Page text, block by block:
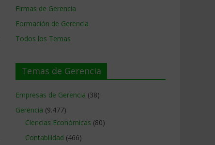
Firmas de Gerencia
Formación de Gerencia
Todos los Temas
Temas de Gerencia
Empresas de Gerencia (38)
Gerencia (9.477)
Ciencias Económicas (80)
Contabilidad (466)